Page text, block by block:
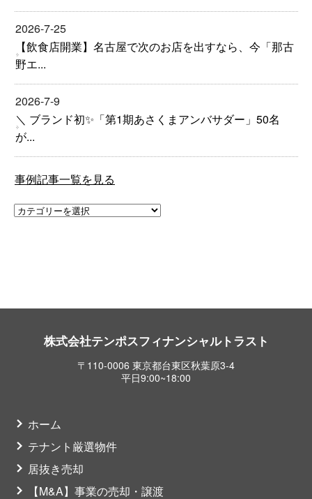
2026-7-25
【飲食店開業】名古屋で次のお店を出すなら、今「那古
野エ...
2026-7-9
＼ ブランド初✨「第1期あさくまアンバサダー」50名
が...
事例記事一覧を見る
株式会社テンポスフィナンシャルトラスト
〒110-0006 東京都台東区秋葉原3-4
平日9:00~18:00
ホーム
テナント厳選物件
居抜き売却
【M&A】事業の売却・譲渡